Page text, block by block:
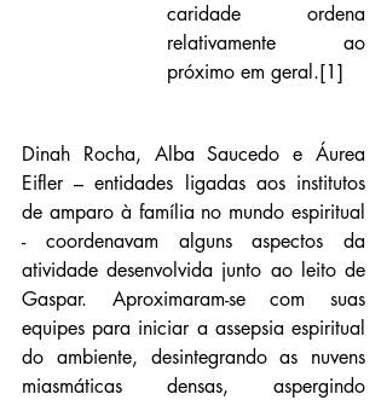
caridade ordena
relativamente ao
próximo em geral.[1]
Dinah Rocha, Alba Saucedo e Áurea
Eifler – entidades ligadas aos institutos
de amparo à família no mundo espiritual
- coordenavam alguns aspectos da
atividade desenvolvida junto ao leito de
Gaspar. Aproximaram-se com suas
equipes para iniciar a assepsia espiritual
do ambiente, desintegrando as nuvens
miasmáticas densas, aspergindo